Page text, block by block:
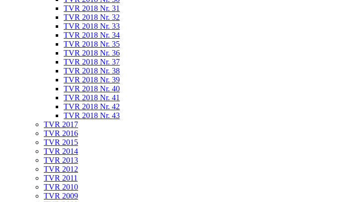
TVR 2018 Nr. 31
TVR 2018 Nr. 32
TVR 2018 Nr. 33
TVR 2018 Nr. 34
TVR 2018 Nr. 35
TVR 2018 Nr. 36
TVR 2018 Nr. 37
TVR 2018 Nr. 38
TVR 2018 Nr. 39
TVR 2018 Nr. 40
TVR 2018 Nr. 41
TVR 2018 Nr. 42
TVR 2018 Nr. 43
TVR 2017
TVR 2016
TVR 2015
TVR 2014
TVR 2013
TVR 2012
TVR 2011
TVR 2010
TVR 2009